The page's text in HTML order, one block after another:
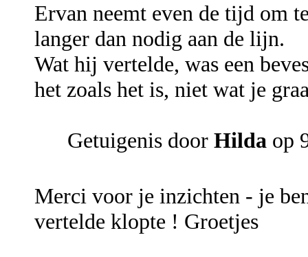
Ervan neemt even de tijd om
langer dan nodig aan de lijn.
Wat hij vertelde, was een
het zoals het is, niet wat je
Getuigenis door Hilda op
Merci voor je inzichten - je
vertelde klopte ! Groetjes